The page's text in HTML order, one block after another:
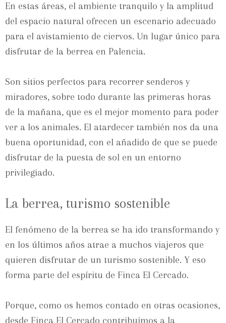
En estas áreas, el ambiente tranquilo y la amplitud
del espacio natural ofrecen un escenario adecuado
para el avistamiento de ciervos. Un lugar único para
disfrutar de la berrea en Palencia.
Son sitios perfectos para recorrer senderos y
miradores, sobre todo durante las primeras horas
de la mañana, que es el mejor momento para poder
ver a los animales. El atardecer también nos da una
buena oportunidad, con el añadido de que se puede
disfrutar de la puesta de sol en un entorno
privilegiado.
La berrea, turismo sostenible
El fenómeno de la berrea se ha ido transformando y
en los últimos años atrae a muchos viajeros que
quieren disfrutar de un turismo sostenible. Y eso
forma parte del espíritu de Finca El Cercado.
Porque, como os hemos contado en otras ocasiones,
desde Finca El Cercado contribuimos a la